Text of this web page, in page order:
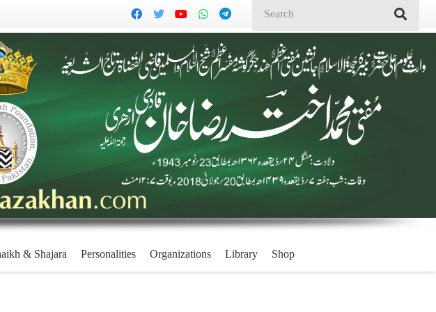
& Shajara Personalities Organizations Library Shop